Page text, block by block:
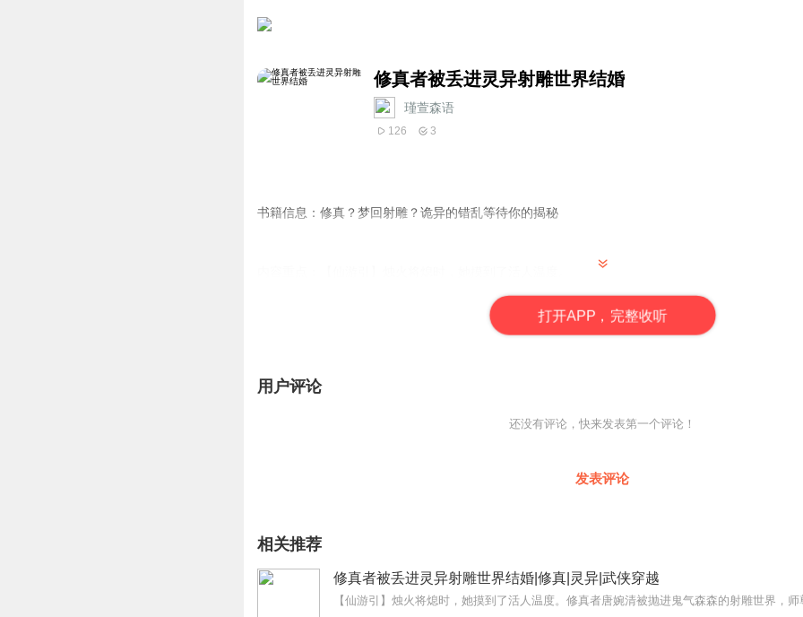
修真者被丢进灵异射雕世界结婚
瑾萱森语
126 3
书籍信息：修真？梦回射雕？诡异的错乱等待你的揭秘
张家口的牌坊滴着黑血，梅超风化蛇发女鬼，黄蓉的纸人总在子时叩窗。
血色盖头下指尖相触的刹那，她忽然颤栗—当郭靖的掌心浮现尸斑，谁才是活人？
授课人；决定在最好的年龄重启人生新的篇章，一切格式化，从头再来，回到曾经热爱的话筒前……
推荐人群：修真爱好者，灵异阅读者，志趣相同者，同龄相惜者
打开APP，完整收听
用户评论
还没有评论，快来发表第一个评论！
发表评论
相关推荐
修真者被丢进灵异射雕世界结婚|修真|灵异|武侠穿越